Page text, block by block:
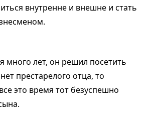
внутренне и внешне и стать
много лет, он решил посетить
престарелого отца, то
это время тот безуспешно